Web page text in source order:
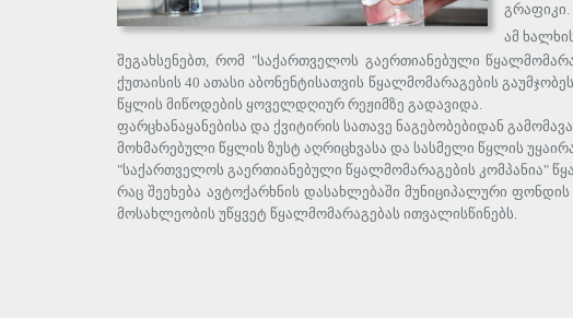
ამ
შეგახსენებთ, რომ "საქართველოს გაერთიანებული
ქუთაისის 40 ათასი აბონენტისათვის წყალმომარაგების
წყლის მიწოდების ყოველდღიურ რეჟიმზე გადავიდა.
ფარცხანაყანებისა და ქვიტირის სათავე ნაგებობებიდან
მოხმარებული წყლის ზუსტ აღრიცხვასა და სასმელი წყლის
"საქართველოს გაერთიანებული წყალმომარაგების კომპანია"
რაც შეეხება ავტოქარხნის დასახლებაში მუნიციპალური
მოსახლეობის უწყვეტ წყალმომარაგებას ითვალისწინებს.